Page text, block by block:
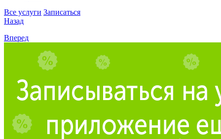
Все услуги Записаться
Назад
Вперед